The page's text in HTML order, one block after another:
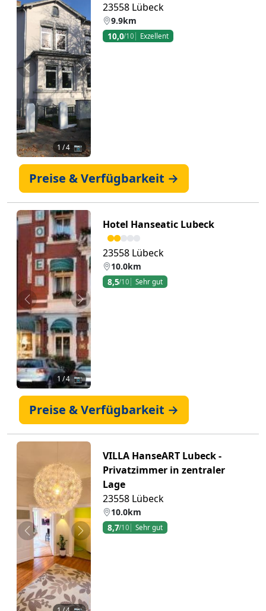
Zurück Weiter
1 / 4 📷
23558 Lübeck
9.9km
10,0/10 Exzellent
Preise & Verfügbarkeit →
Zurück Weiter
1 / 4 📷
Hotel Hanseatic Lubeck
23558 Lübeck
10.0km
8,5/10 Sehr gut
Preise & Verfügbarkeit →
Zurück Weiter
VILLA HanseART Lubeck -
Privatzimmer in zentraler
Lage
23558 Lübeck
10.0km
8,7/10 Sehr gut